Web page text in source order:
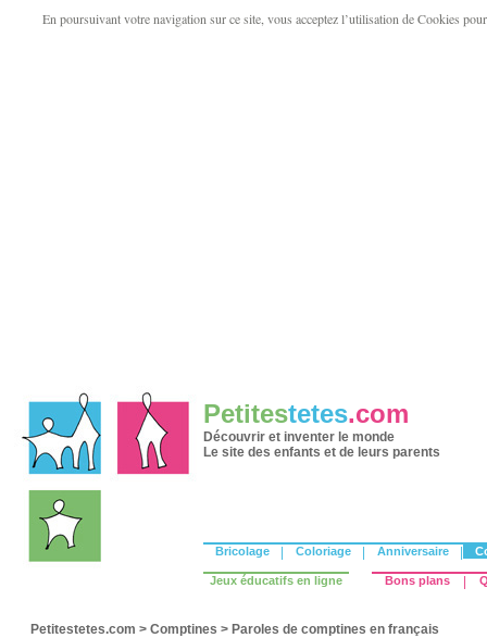
En poursuivant votre navigation sur ce site, vous acceptez l’utilisation de Cookies
Petitestetes.com
Découvrir et inventer le monde
Le site des enfants et de leurs parents
Bricolage Coloriage Anniversaire
Jeux éducatifs en ligne Bons plans
Petitestetes.com > Comptines > Paroles de comptines en français